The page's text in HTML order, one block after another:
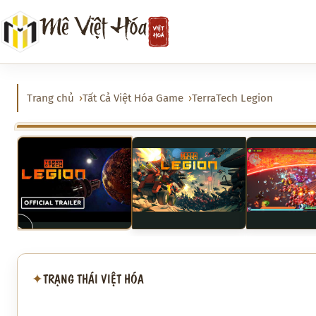
đến
phần
nội
dung
Mê Việt Hóa
Trang chủ Tất Cả Việt Hóa Game TerraTech Legion
▶
‹
▶
✦TRẠNG THÁI VIỆT HÓA